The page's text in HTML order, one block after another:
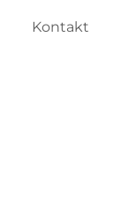
Kontakt